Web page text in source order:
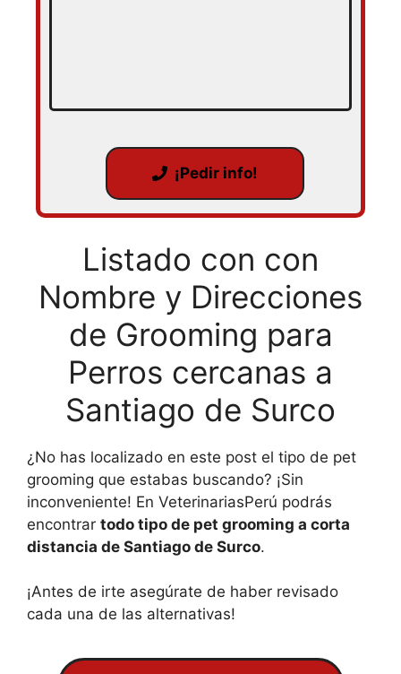
¡Pedir info!
Listado con con
Nombre y Direcciones
de Grooming para
Perros cercanas a
Santiago de Surco
¿No has localizado en este post el tipo de pet
grooming que estabas buscando? ¡Sin
inconveniente! En VeterinariasPerú podrás
encontrar todo tipo de pet grooming a corta
distancia de Santiago de Surco.
¡Antes de irte asegúrate de haber revisado
cada una de las alternativas!